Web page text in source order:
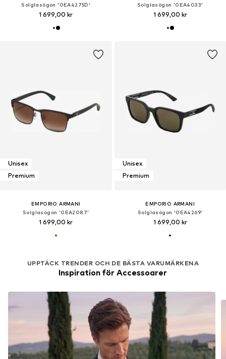
Solglasögon '0EA4275D'
1 699,00 kr
Solglasögon '0EA4033'
1 699,00 kr
Unisex
Premium
EMPORIO ARMANI
Solglasögon '0EA2087'
1 699,00 kr
Unisex
Premium
EMPORIO ARMANI
Solglasögon '0EA4269'
1 699,00 kr
UPPTÄCK TRENDER OCH DE BÄSTA VARUMÄRKENA
Inspiration för Accessoarer